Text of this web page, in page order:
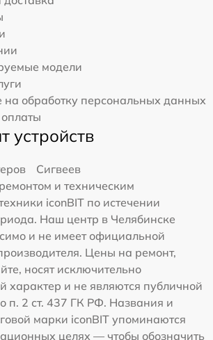
модели
на обработку персональных данных
устройств
Сигвеев
и техническим
iconBIT по истечении
Наш центр в Челябинске
и не имеет официальной
Цены на ремонт,
носят исключительно
характер и не являются публичной
п. 2 ст. 437 ГК РФ. Названия и
марки iconBIT упоминаются
целях — чтобы обозначить